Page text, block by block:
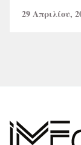
29 Απριλίου,